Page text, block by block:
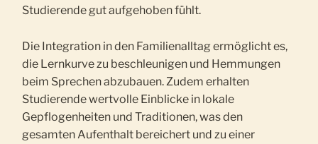
Studierende gut aufgehoben fühlt.
Die Integration in den Familienalltag ermöglicht es,
die Lernkurve zu beschleunigen und Hemmungen
beim Sprechen abzubauen. Zudem erhalten
Studierende wertvolle Einblicke in lokale
Gepflogenheiten und Traditionen, was den
gesamten Aufenthalt bereichert und zu einer